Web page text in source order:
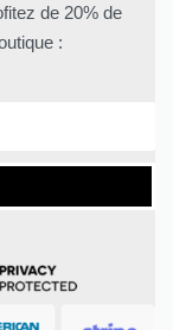
de 20% de
: